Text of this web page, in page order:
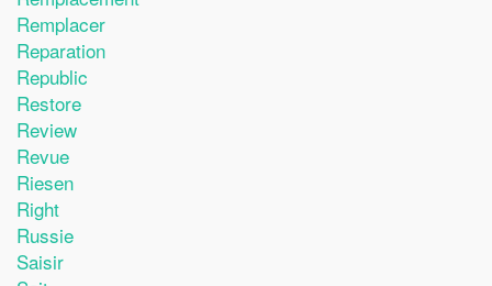
Remplacer
Reparation
Republic
Restore
Review
Revue
Riesen
Right
Russie
Saisir